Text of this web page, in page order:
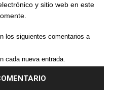
y sitio web en este
los siguientes comentarios a
cada nueva entrada.